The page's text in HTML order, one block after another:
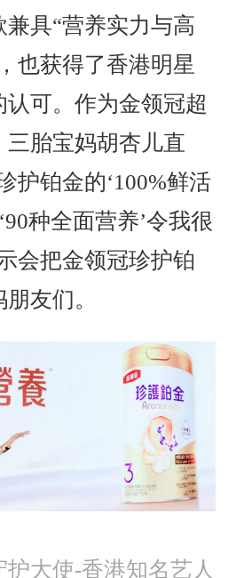
具“营养实力与高
也获得了香港明星
认可。作为金领冠超
三胎宝妈胡杏儿直
护铂金的‘100%鲜活
种全面营养’令我很
会把金领冠珍护铂
友们。
大使-香港知名艺人